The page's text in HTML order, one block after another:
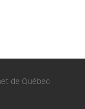
de Québec